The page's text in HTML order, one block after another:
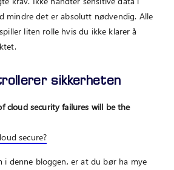
mindre det er absolutt nødvendig. Alle
liten rolle hvis du ikke klarer å
sikkerheten
cloud security failures will be the
secure?
i denne bloggen, er at du bør ha mye